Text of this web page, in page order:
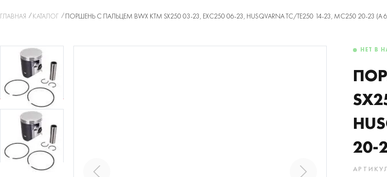
ГЛАВНАЯ КАТАЛОГ ПОРШЕНЬ С ПАЛЬЦЕМ BWX KTM SX250 03-23, EXC250 06-23, HUSQVARNA TC/TE250 14-23, MC250 20-23 (A
НЕТ В
20-